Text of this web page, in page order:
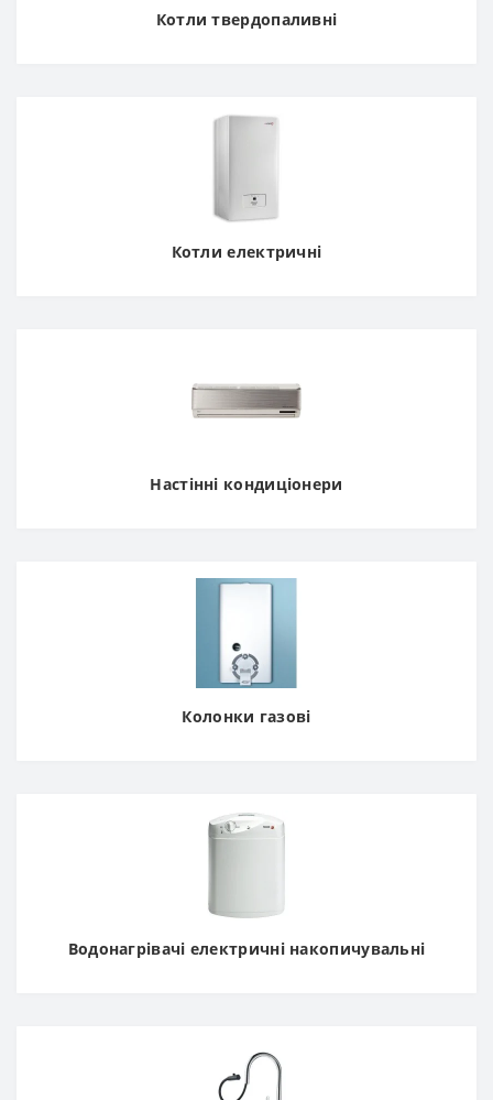
Котли твердопаливні
Котли електричні
Настінні кондиціонери
Колонки газові
Водонагрівачі електричні накопичувальні